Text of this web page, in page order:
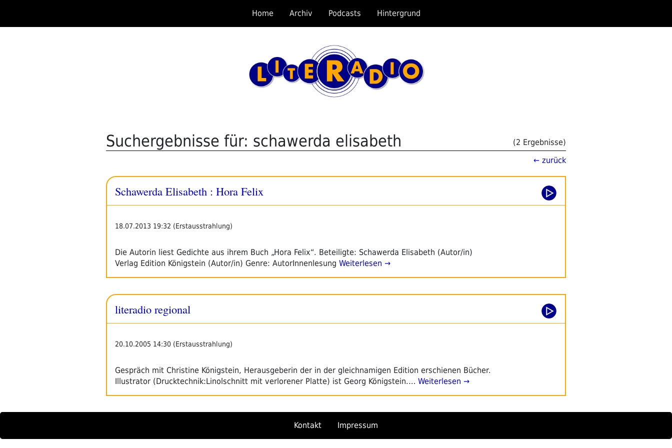
springen
Home Archiv Podcasts Hintergrund
Suchergebnisse für: schawerda elisabeth
(2 Ergebnisse)
← zurück
Schawerda Elisabeth : Hora Felix
18.07.2013 19:32 (Erstausstrahlung)
Die Autorin liest Gedichte aus ihrem Buch „Hora Felix“. Beteiligte: Schawerda Elisabeth (Autor/in)
Verlag Edition Königstein (Autor/in) Genre: AutorInnenlesung Weiterlesen →
literadio regional
20.10.2005 14:30 (Erstausstrahlung)
Gespräch mit Christine Königstein, Herausgeberin der in der gleichnamigen Edition erschienen Bücher.
Illustrator (Drucktechnik:Linolschnitt mit verlorener Platte) ist Georg Königstein.… Weiterlesen →
Kontakt Impressum